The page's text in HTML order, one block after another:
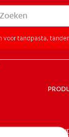
voor tandpasta,